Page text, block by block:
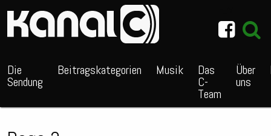
Die
Sendung
Beitragskategorien Musik Das
C-
Team
Über
uns